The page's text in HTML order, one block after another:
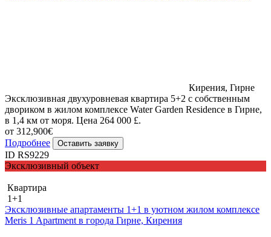
Кирения, Гирне
Эксклюзивная двухуровневая квартира 5+2 с собственным
двориком в жилом комплексе Water Garden Residence в Гирне,
в 1,4 км от моря. Цена 264 000 £.
от 312,900€
Подробнее
Оставить заявку
ID RS9229
Эксклюзивный объект
Квартира
1+1
Эксклюзивные апартаменты 1+1 в уютном жилом комплексе
Meris 1 Apartment в города Гирне, Кирения